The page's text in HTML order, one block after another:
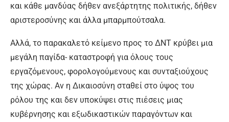
και κάθε μανδύας δήθεν ανεξάρτητης πολιτικής, δήθεν
αριστεροσύνης και άλλα μπαρμπούτσαλα.
Αλλά, το παρακαλετό κείμενο προς το ΔΝΤ κρύβει μια
μεγάλη παγίδα- καταστροφή για όλους τους
εργαζόμενους, φορολογούμενους και συνταξιούχους
της χώρας. Αν η Δικαιοσύνη σταθεί στο ύψος του
ρόλου της και δεν υποκύψει στις πιέσεις μιας
κυβέρνησης και εξωδικαστικών παραγόντων και